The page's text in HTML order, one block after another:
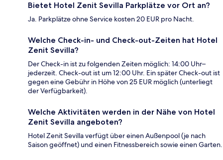
Bietet Hotel Zenit Sevilla Parkplätze vor Ort an?
Ja. Parkplätze ohne Service kosten 20 EUR pro Nacht.
Welche Check-in- und Check-out-Zeiten hat Hotel
Zenit Sevilla?
Der Check-in ist zu folgenden Zeiten möglich: 14:00 Uhr–
jederzeit. Check-out ist um 12:00 Uhr. Ein später Check-out ist
gegen eine Gebühr in Höhe von 25 EUR möglich (unterliegt
der Verfügbarkeit).
Welche Aktivitäten werden in der Nähe von Hotel
Zenit Sevilla angeboten?
Hotel Zenit Sevilla verfügt über einen Außenpool (je nach
Saison geöffnet) und einen Fitnessbereich sowie einen Garten.